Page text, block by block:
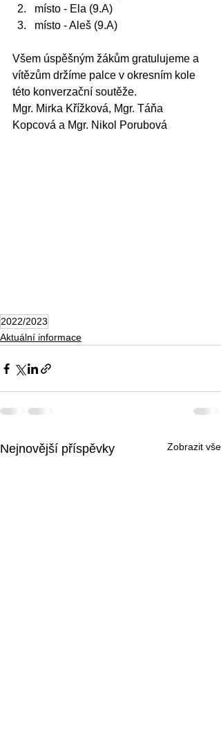
místo - Ela (9.A)
místo - Aleš (9.A)
Všem úspěšným žákům gratulujeme a
vítězům držíme palce v okresním kole
této konverzační soutěže.
Mgr. Mirka Křížková, Mgr. Táňa
Kopcová a Mgr. Nikol Porubová
2022/2023
Aktuální informace
Nejnovější příspěvky Zobrazit vše